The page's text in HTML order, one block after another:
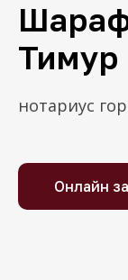
нотариус
Онлайн